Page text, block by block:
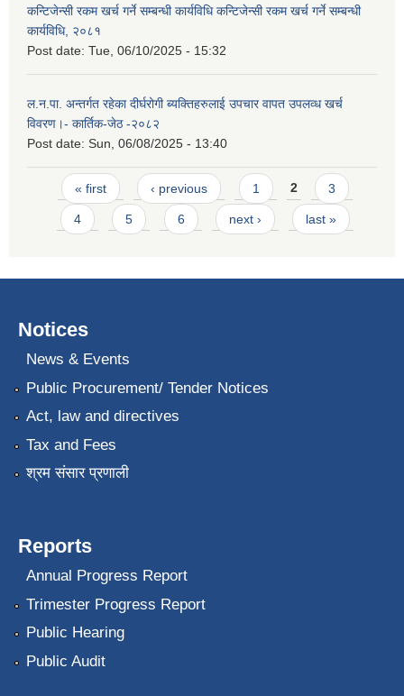
कन्टिजेन्सी रकम खर्च गर्ने सम्बन्धी कार्यविधि कन्टिजेन्सी रकम खर्च गर्ने सम्बन्धी
कार्यविधि, २०८१
Post date: Tue, 06/10/2025 - 15:32
ल.न.पा. अन्तर्गत रहेका दीर्घरोगी ब्यक्तिहरुलाई उपचार वापत उपलव्ध खर्च
विवरण।- कार्तिक-जेठ -२०८२
Post date: Sun, 06/08/2025 - 13:40
Pages
« first ‹ previous 1 2 3
4 5 6 next › last »
Notices
News & Events
Public Procurement/ Tender Notices
Act, law and directives
Tax and Fees
श्रम संसार प्रणाली
Reports
Annual Progress Report
Trimester Progress Report
Public Hearing
Public Audit